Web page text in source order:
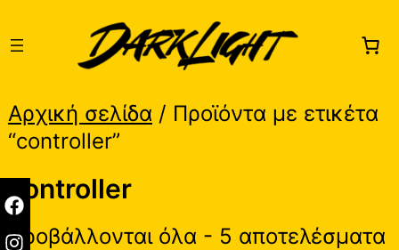
to
Αρχική σελίδα / Προϊόντα με ετικέτα
“controller”
controller
Προβάλλονται όλα - 5 αποτελέσματα